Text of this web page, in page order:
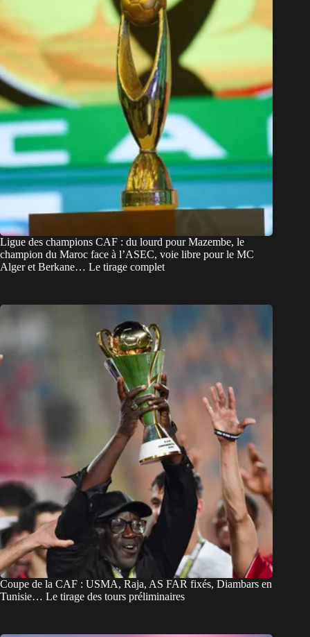
Ligue des champions CAF : du lourd pour Mazembe, le
champion du Maroc face à l’ASEC, voie libre pour le MC
Alger et Berkane… Le tirage complet
Coupe de la CAF : USMA, Raja, AS FAR fixés, Diambars en
Tunisie… Le tirage des tours préliminaires